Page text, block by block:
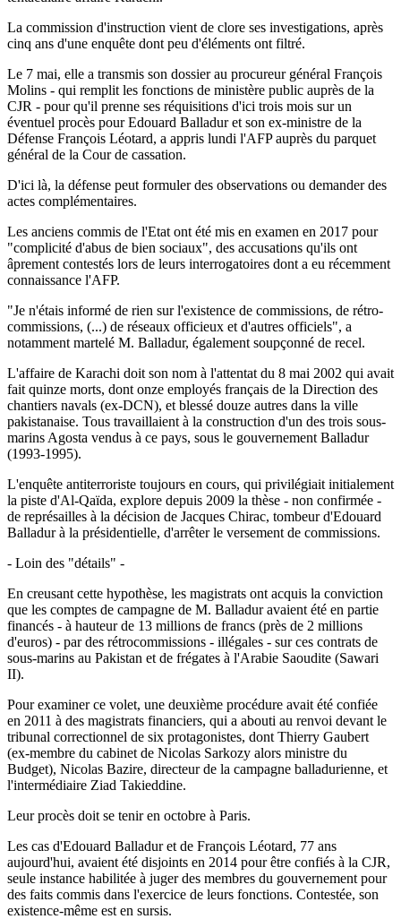
La commission d'instruction vient de clore ses investigations, après
cinq ans d'une enquête dont peu d'éléments ont filtré.
Le 7 mai, elle a transmis son dossier au procureur général François
Molins - qui remplit les fonctions de ministère public auprès de la
CJR - pour qu'il prenne ses réquisitions d'ici trois mois sur un
éventuel procès pour Edouard Balladur et son ex-ministre de la
Défense François Léotard, a appris lundi l'AFP auprès du parquet
général de la Cour de cassation.
D'ici là, la défense peut formuler des observations ou demander des
actes complémentaires.
Les anciens commis de l'Etat ont été mis en examen en 2017 pour
"complicité d'abus de bien sociaux", des accusations qu'ils ont
âprement contestés lors de leurs interrogatoires dont a eu récemment
connaissance l'AFP.
"Je n'étais informé de rien sur l'existence de commissions, de rétro-
commissions, (...) de réseaux officieux et d'autres officiels", a
notamment martelé M. Balladur, également soupçonné de recel.
L'affaire de Karachi doit son nom à l'attentat du 8 mai 2002 qui avait
fait quinze morts, dont onze employés français de la Direction des
chantiers navals (ex-DCN), et blessé douze autres dans la ville
pakistanaise. Tous travaillaient à la construction d'un des trois sous-
marins Agosta vendus à ce pays, sous le gouvernement Balladur
(1993-1995).
L'enquête antiterroriste toujours en cours, qui privilégiait initialement
la piste d'Al-Qaïda, explore depuis 2009 la thèse - non confirmée -
de représailles à la décision de Jacques Chirac, tombeur d'Edouard
Balladur à la présidentielle, d'arrêter le versement de commissions.
- Loin des "détails" -
En creusant cette hypothèse, les magistrats ont acquis la conviction
que les comptes de campagne de M. Balladur avaient été en partie
financés - à hauteur de 13 millions de francs (près de 2 millions
d'euros) - par des rétrocommissions - illégales - sur ces contrats de
sous-marins au Pakistan et de frégates à l'Arabie Saoudite (Sawari
II).
Pour examiner ce volet, une deuxième procédure avait été confiée
en 2011 à des magistrats financiers, qui a abouti au renvoi devant le
tribunal correctionnel de six protagonistes, dont Thierry Gaubert
(ex-membre du cabinet de Nicolas Sarkozy alors ministre du
Budget), Nicolas Bazire, directeur de la campagne balladurienne, et
l'intermédiaire Ziad Takieddine.
Leur procès doit se tenir en octobre à Paris.
Les cas d'Edouard Balladur et de François Léotard, 77 ans
aujourd'hui, avaient été disjoints en 2014 pour être confiés à la CJR,
seule instance habilitée à juger des membres du gouvernement pour
des faits commis dans l'exercice de leurs fonctions. Contestée, son
existence-même est en sursis.